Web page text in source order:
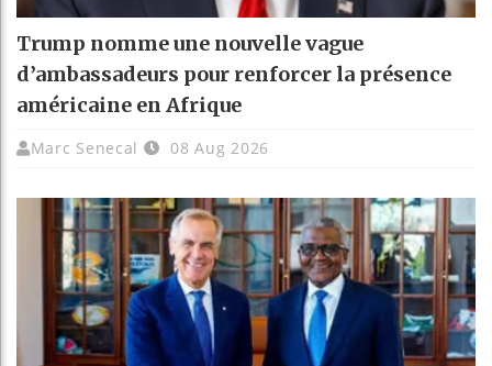
Trump nomme une nouvelle vague
d’ambassadeurs pour renforcer la présence
américaine en Afrique
Marc Senecal 08 Aug 2026